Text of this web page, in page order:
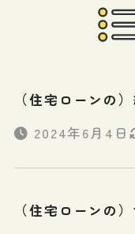
（住宅ローンの
2024年6月4日
（住宅ローンの